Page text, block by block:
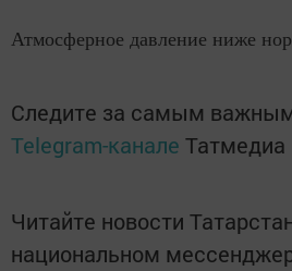
Атмосферное давление ниже
Следите за самым
Telegram-канале Татмедиа
Читайте новости
национальном